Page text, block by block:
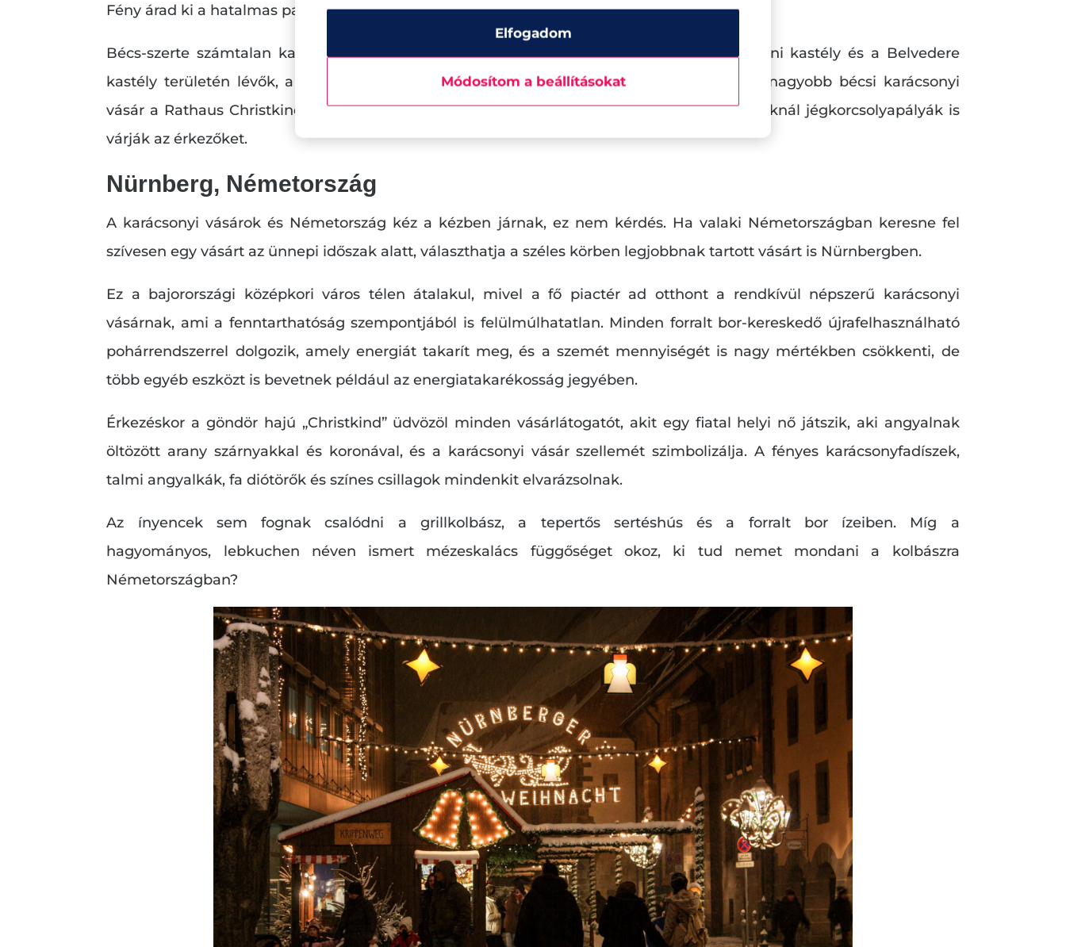
Fény árad ki a hatalmas palotákból; jégcsapok lógnak le a grandiózus Habsburg épületekről.
Bécs-szerte számtalan karácsonyi vásár található, a nagyszabásúaktól, mint a Schönbrunni kastély és a Belvedere
kastély területén lévők, a kisebb helyiekig a külső kerületekben. Minden bizonnyal a legnagyobb bécsi karácsonyi
vásár a Rathaus Christkindlmarkt, az elegáns bécsi városháza mellett. A Rathaus előtti parknál jégkorcsolyapályák is
várják az érkezőket.
Nürnberg, Németország
A karácsonyi vásárok és Németország kéz a kézben járnak, ez nem kérdés. Ha valaki Németországban keresne fel
szívesen egy vásárt az ünnepi időszak alatt, választhatja a széles körben legjobbnak tartott vásárt is Nürnbergben.
Ez a bajorországi középkori város télen átalakul, mivel a fő piactér ad otthont a rendkívül népszerű karácsonyi
vásárnak, ami a fenntarthatóság szempontjából is felülmúlhatatlan. Minden forralt bor-kereskedő újrafelhasználható
pohárrendszerrel dolgozik, amely energiát takarít meg, és a szemét mennyiségét is nagy mértékben csökkenti, de
több egyéb eszközt is bevetnek például az energiatakarékosság jegyében.
Érkezéskor a göndör hajú „Christkind” üdvözöl minden vásárlátogatót, akit egy fiatal helyi nő játszik, aki angyalnak
öltözött arany szárnyakkal és koronával, és a karácsonyi vásár szellemét szimbolizálja. A fényes karácsonyfadíszek,
talmi angyalkák, fa diótörők és színes csillagok mindenkit elvarázsolnak.
Az ínyencek sem fognak csalódni a grillkolbász, a tepertős sertéshús és a forralt bor ízeiben. Míg a
hagyományos, lebkuchen néven ismert mézeskalács függőséget okoz, ki tud nemet mondani a kolbászra
Németországban?
Elfogadom
Módosítom a beállításokat